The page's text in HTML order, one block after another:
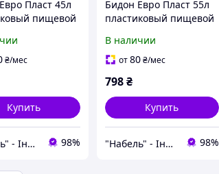
Пласт 45л
пищевой
₴/мес
Купить
"Набель" - Інтернет магазин 98%
Бидон Евро Пласт 55л
пластиковый пищевой
В наличии
от80₴/мес
798₴
Купить
"Набель" - Інтернет магазин 98%